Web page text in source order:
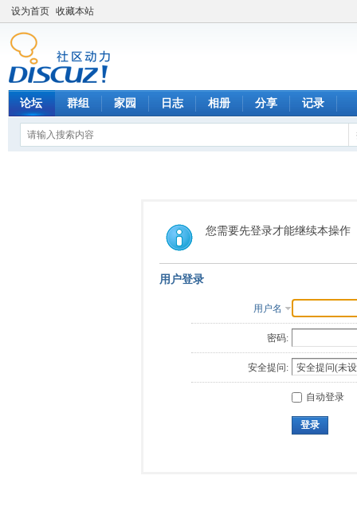
设为首页 收藏本站
论坛 群组 家园 日志 相册 分享 记录
您需要先登录才能继续本操作
用户登录
用户名
密码:
安全提问:
自动登录
登录